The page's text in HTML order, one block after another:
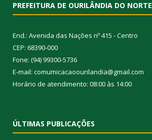
PREFEITURA DE OURILÂNDIA DO NORTE
End.: Avenida das Nações nº 415 - Centro
CEP: 68390-000
Fone: (94) 99300-5736
E-mail: comumicacaoourilandia@gmail.com
Horário de atendimento: 08:00 às 14:00
ÚLTIMAS PUBLICAÇÕES